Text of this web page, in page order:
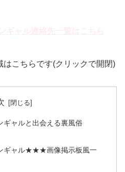
こちらです(クリックで開閉)
ギャルと出会える裏風俗
ギャル★★★画像掲示板風一